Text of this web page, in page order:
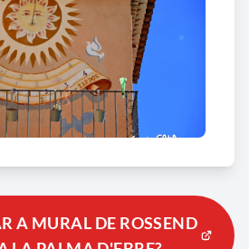
pintava paisatges; també
a preservar la memòria del
tasca constant per protegir la
històric de la Palma d’Ebre i de
de l’Art i la Història de la
A MURAL DE ROSSEND